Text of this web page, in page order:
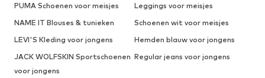
PUMA Schoenen voor meisjes
Leggings voor meisjes
NAME IT Blouses & tunieken
Schoenen wit voor meisjes
LEVI'S Kleding voor jongens
Hemden blauw voor jongens
JACK WOLFSKIN Sportschoenen
voor jongens
Regular jeans voor jongens